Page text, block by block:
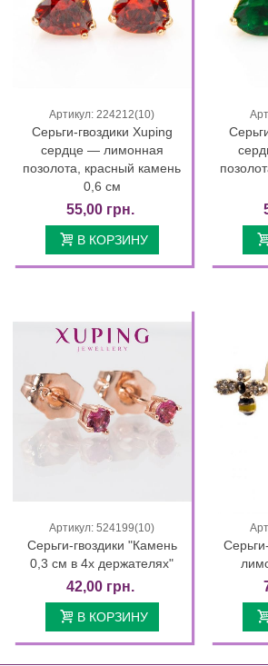
Быстрый просмотр
Артикул: 224212(10)
Серьги-гвоздики Xuping
сердце — лимонная
позолота, красный камень
0,6 см
55,00 грн.
В КОРЗИНУ
Быстрый просмотр
Артикул: 524199(10)
Серьги-гвоздики "Камень
0,3 см в 4х держателях"
42,00 грн.
В КОРЗИНУ